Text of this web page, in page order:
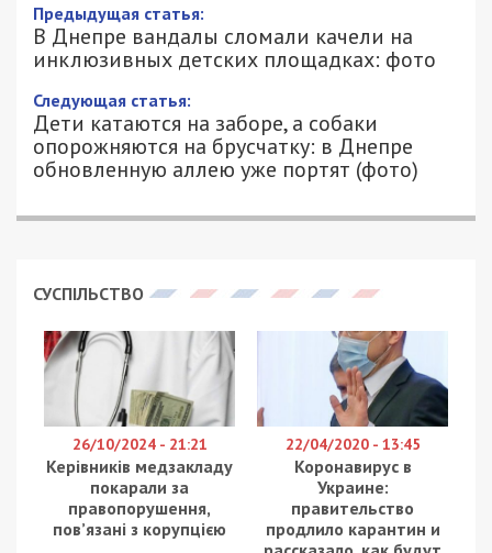
В Днепре вандалы сломали качели на
инклюзивных детских площадках:
фото
8/10/2020 - 16:25
КСЕНИЯ БАСКАКОВА - СПЕЦИАЛЬНО
ДЛЯ 49000.COM.UA
1921
В центре Днепра в двух парках сломали качели
в инклюзивном парке в сквере возле ДнепрОГА.
Об этом сообщает
49000.com.uaс места
событий.
В детском инклюзивном парке в сквере возле
ДнепрОГА неизвестные сломали качелю-паутину.